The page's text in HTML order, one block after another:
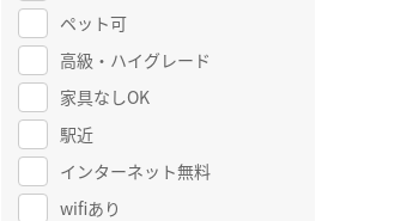
ペット可
高級・ハイグレード
家具なしOK
駅近
インターネット無料
wifiあり